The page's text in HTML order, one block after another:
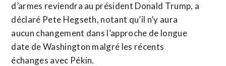
d’armes reviendra au président Donald Trump, a
déclaré Pete Hegseth, notant qu’il n’y aura
aucun changement dans l’approche de longue
date de Washington malgré les récents
échanges avec Pékin.